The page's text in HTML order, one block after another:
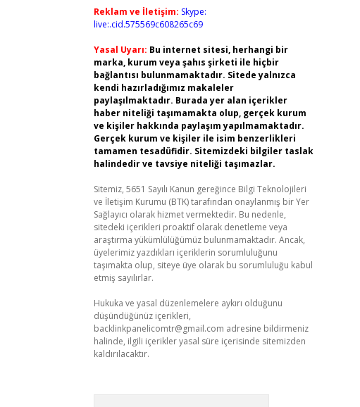
Reklam ve İletişim: Skype:
live:.cid.575569c608265c69
Yasal Uyarı: Bu internet sitesi, herhangi bir
marka, kurum veya şahıs şirketi ile hiçbir
bağlantısı bulunmamaktadır. Sitede yalnızca
kendi hazırladığımız makaleler
paylaşılmaktadır. Burada yer alan içerikler
haber niteliği taşımamakta olup, gerçek kurum
ve kişiler hakkında paylaşım yapılmamaktadır.
Gerçek kurum ve kişiler ile isim benzerlikleri
tamamen tesadüfidir. Sitemizdeki bilgiler taslak
halindedir ve tavsiye niteliği taşımazlar.
Sitemiz, 5651 Sayılı Kanun gereğince Bilgi Teknolojileri
ve İletişim Kurumu (BTK) tarafından onaylanmış bir Yer
Sağlayıcı olarak hizmet vermektedir. Bu nedenle,
sitedeki içerikleri proaktif olarak denetleme veya
araştırma yükümlülüğümüz bulunmamaktadır. Ancak,
üyelerimiz yazdıkları içeriklerin sorumluluğunu
taşımakta olup, siteye üye olarak bu sorumluluğu kabul
etmiş sayılırlar.
Hukuka ve yasal düzenlemelere aykırı olduğunu
düşündüğünüz içerikleri,
backlinkpanelicomtr@gmail.com adresine bildirmeniz
halinde, ilgili içerikler yasal süre içerisinde sitemizden
kaldırılacaktır.